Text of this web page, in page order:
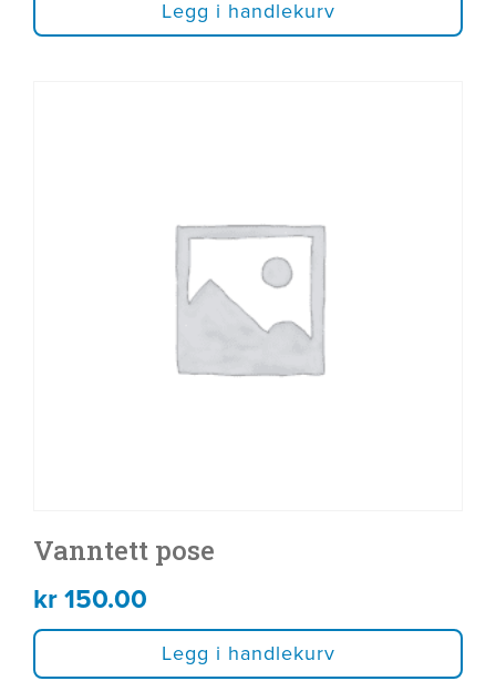
Legg i handlekurv
Vanntett pose
kr150.00
Legg i handlekurv